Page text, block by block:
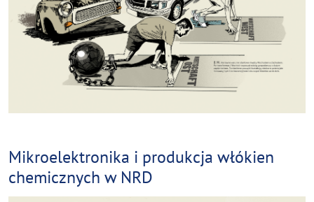
Mikroelektronika i produkcja włókien
chemicznych w NRD